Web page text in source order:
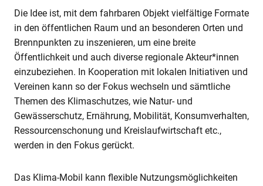
Die Idee ist, mit dem fahrbaren Objekt vielfältige Formate
in den öffentlichen Raum und an besonderen Orten und
Brennpunkten zu inszenieren, um eine breite
Öffentlichkeit und auch diverse regionale Akteur*innen
einzubeziehen. In Kooperation mit lokalen Initiativen und
Vereinen kann so der Fokus wechseln und sämtliche
Themen des Klimaschutzes, wie Natur- und
Gewässerschutz, Ernährung, Mobilität, Konsumverhalten,
Ressourcenschonung und Kreislaufwirtschaft etc.,
werden in den Fokus gerückt.
Das Klima-Mobil kann flexible Nutzungsmöglichkeiten